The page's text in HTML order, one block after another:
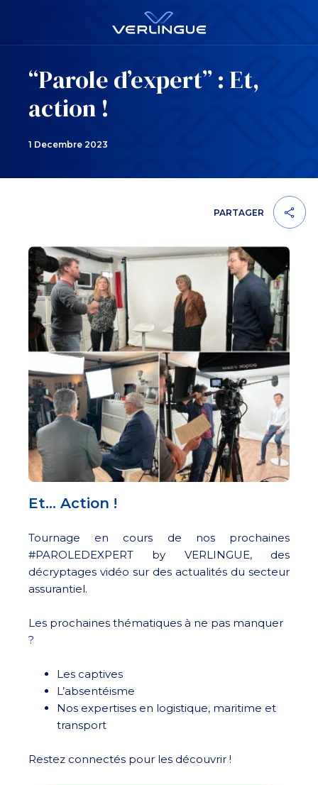
“Parole d’expert” : Et,
action !
1 Decembre 2023
PARTAGER
Et… Action !
Tournage en cours de nos prochaines
#PAROLEDEXPERT by VERLINGUE, des
décryptages vidéo sur des actualités du secteur
assurantiel.
Les prochaines thématiques à ne pas manquer
?
Les captives
L’absentéisme
Nos expertises en logistique, maritime et
transport
Restez connectés pour les découvrir !